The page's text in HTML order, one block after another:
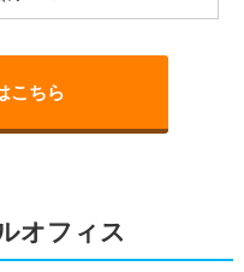
こちら
オフィス